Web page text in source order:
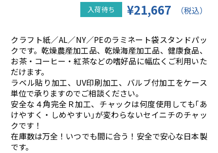
入荷待ち ¥21,667 （税込）
クラフト紙／AL／NY／PEのラミネート袋スタンドパッ
クです。乾燥農産加工品、乾燥海産加工品、健康食品、
お茶・コーヒー・紅茶などの嗜好品に幅広くご利用いた
だけます。
ラベル貼り加工、UV印刷加工、バルブ付加工をケース
単位で承りますのでご相談ください。
安全な４角完全Ｒ加工、チャックは何度使用しても｢あ
けやすく・しめやすい｣が変わらないセイニチのチャッ
クです！
在庫数は万全！いつでも間に合う！安全で安心な日本製
です。